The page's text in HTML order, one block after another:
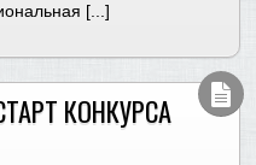
[...]
КОНКУРСА